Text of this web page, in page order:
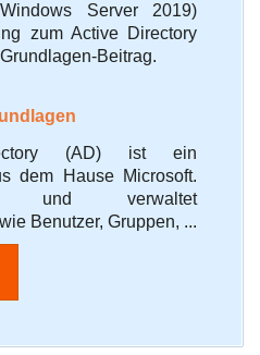
Server 2019)
zum Active Directory
Beitrag.
(AD) ist ein
dem Hause Microsoft.
und verwaltet
Benutzer, Gruppen, ...